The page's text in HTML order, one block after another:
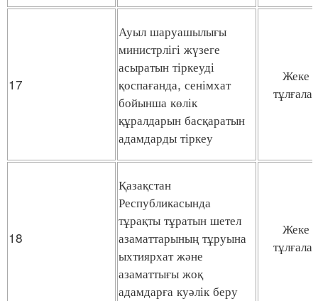
17
Ауыл шаруашылығы
министрлігі жүзеге
асыратын тіркеуді
қоспағанда, сенімхат
бойынша көлік
құралдарын басқаратын
адамдарды тіркеу
Жеке
тұлғалар
18
Қазақстан
Республикасында
тұрақты тұратын шетел
азаматтарының тұруына
ыхтиярхат және
азаматтығы жоқ
адамдарға куәлік беру
Жеке
тұлғалар